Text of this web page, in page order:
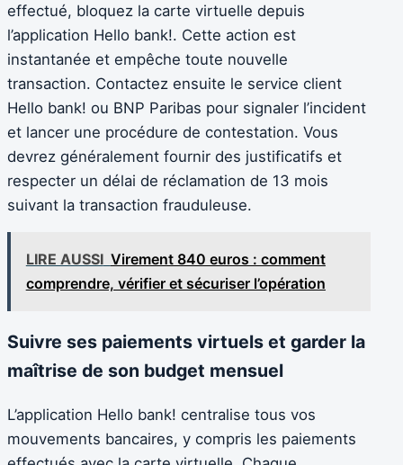
effectué, bloquez la carte virtuelle depuis
l’application Hello bank!. Cette action est
instantanée et empêche toute nouvelle
transaction. Contactez ensuite le service client
Hello bank! ou BNP Paribas pour signaler l’incident
et lancer une procédure de contestation. Vous
devrez généralement fournir des justificatifs et
respecter un délai de réclamation de 13 mois
suivant la transaction frauduleuse.
LIRE AUSSI Virement 840 euros : comment
comprendre, vérifier et sécuriser l’opération
Suivre ses paiements virtuels et garder la
maîtrise de son budget mensuel
L’application Hello bank! centralise tous vos
mouvements bancaires, y compris les paiements